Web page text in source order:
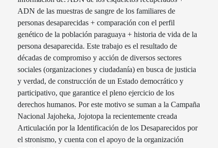
ADN de las muestras de sangre de los familiares de
personas desaparecidas + comparación con el perfil
genético de la población paraguaya + historia de vida de la
persona desaparecida. Este trabajo es el resultado de
décadas de compromiso y acción de diversos sectores
sociales (organizaciones y ciudadanía) en busca de justicia
y verdad, de construcción de un Estado democrático y
participativo, que garantice el pleno ejercicio de los
derechos humanos. Por este motivo se suman a la Campaña
Nacional Jajoheka, Jojotopa la recientemente creada
Articulación por la Identificación de los Desaparecidos por
el stronismo, y cuenta con el apoyo de la organización